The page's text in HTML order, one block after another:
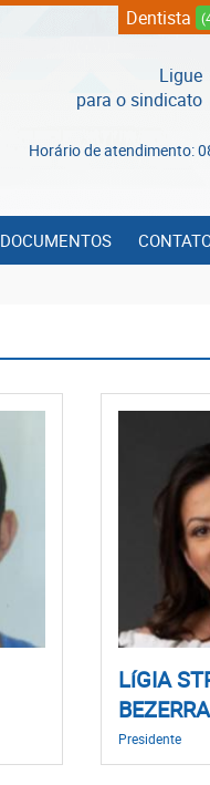
Ligue
para o sindicato
Horário de atendimento:
Dentista
DOCUMENTOS
LíGIA
BEZERRA
Presidente